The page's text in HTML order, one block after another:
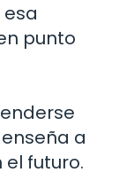
esa
punto
a
futuro.